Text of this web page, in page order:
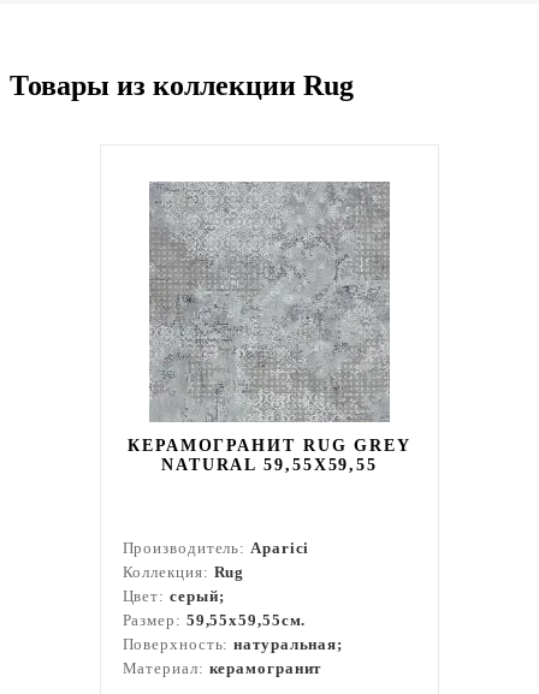
Товары из коллекции Rug
КЕРАМОГРАНИТ RUG GREY
NATURAL 59,55X59,55
Производитель:Aparici
Коллекция: Rug
Цвет: серый;
Размер: 59,55x59,55см.
Поверхность:натуральная;
Материал: керамогранит